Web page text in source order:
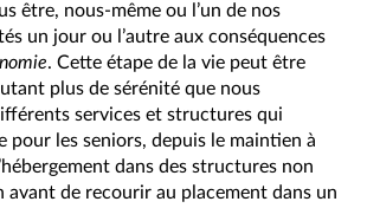
être, nous-même ou l’un de nos
un jour ou l’autre aux conséquences
. Cette étape de la vie peut être
plus de sérénité que nous
services et structures qui
pour les seniors, depuis le maintien à
dans des structures non
avant de recourir au placement dans un